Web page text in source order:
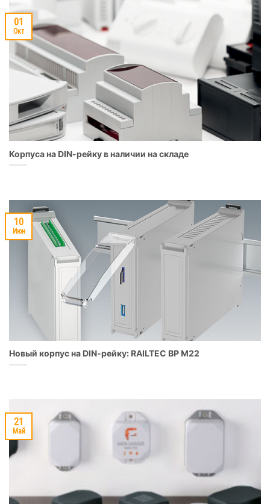
Корпуса на DIN-рейку в наличии на складе
01
Окт
Новый корпус на DIN-рейку: RAILTEC BP M22
10
Июн
21
Май